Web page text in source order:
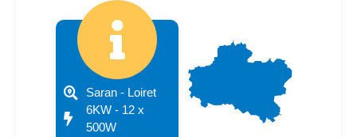
Saran - Loiret
6KW - 12 x
500W